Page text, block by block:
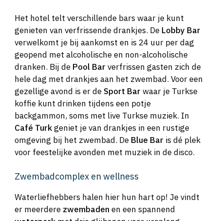
Het hotel telt verschillende bars waar je kunt
genieten van verfrissende drankjes. De Lobby Bar
verwelkomt je bij aankomst en is 24 uur per dag
geopend met alcoholische en non-alcoholische
dranken. Bij de Pool Bar verfrissen gasten zich de
hele dag met drankjes aan het zwembad. Voor een
gezellige avond is er deSport Bar waar je Turkse
koffie kunt drinken tijdens een potje
backgammon, soms met live Turkse muziek. In
Café Turkgeniet je van drankjes in een rustige
omgeving bij het zwembad. De Blue Bar is dé plek
voor feestelijke avonden met muziek in de disco.
Zwembadcomplex en wellness
Waterliefhebbers halen hier hun hart op! Je vindt
er meerdere zwembaden en een spannend